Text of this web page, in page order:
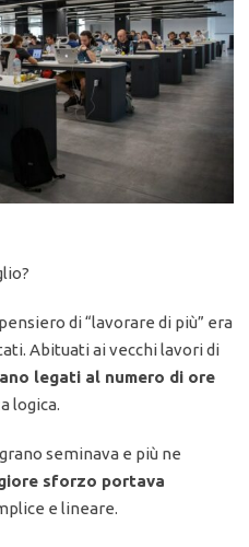
di “lavorare di più” era
Abituati ai vecchi lavori di
legati al numero di ore
logica.
seminava e più ne
sforzo portava
e lineare.